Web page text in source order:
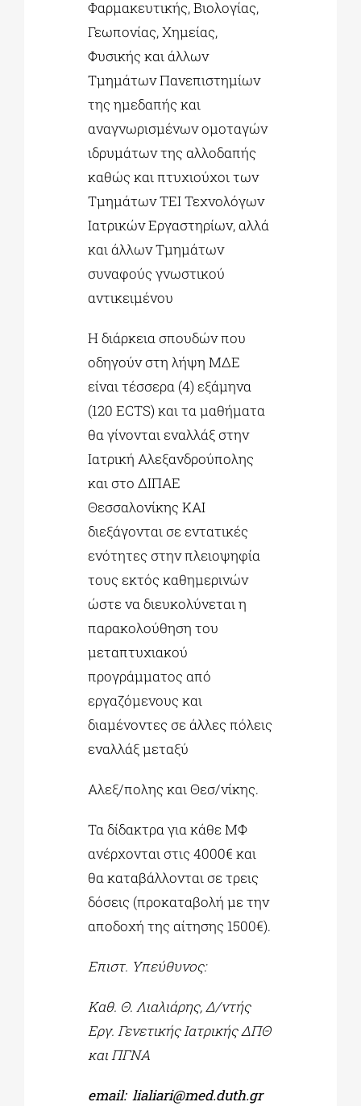
Φαρμακευτικής, Βιολογίας,
Γεωπονίας, Χημείας,
Φυσικής και άλλων
Τμημάτων Πανεπιστημίων
της ημεδαπής και
αναγνωρισμένων ομοταγών
ιδρυμάτων της αλλοδαπής
καθώς και πτυχιούχοι των
Τμημάτων ΤΕΙ Τεχνολόγων
Ιατρικών Εργαστηρίων, αλλά
και άλλων Τμημάτων
συναφούς γνωστικού
αντικειμένου
H διάρκεια σπουδών που
οδηγούν στη λήψη ΜΔΕ
είναι τέσσερα (4) εξάμηνα
(120 ECTS) και τα μαθήματα
θα γίνονται εναλλάξ στην
Ιατρική Αλεξανδρούπολης
και στο ΔΙΠΑΕ
Θεσσαλονίκης KAI
διεξάγονται σε εντατικές
ενότητες στην πλειοψηφία
τους εκτός καθημερινών
ώστε να διευκολύνεται η
παρακολούθηση του
μεταπτυχιακού
προγράμματος από
εργαζόμενους και
διαμένοντες σε άλλες πόλεις
εναλλάξ μεταξύ
Αλεξ/πολης και Θεσ/νίκης.
Τα δίδακτρα για κάθε ΜΦ
ανέρχονται στις 4000€ και
θα καταβάλλονται σε τρεις
δόσεις (προκαταβολή με την
αποδοχή της αίτησης 1500€).
Επιστ. Υπεύθυνος:
Καθ. Θ. Λιαλιάρης, Δ/ντής
Εργ. Γενετικής Ιατρικής ΔΠΘ
και ΠΓΝΑ
email:lialiari@med.duth.gr